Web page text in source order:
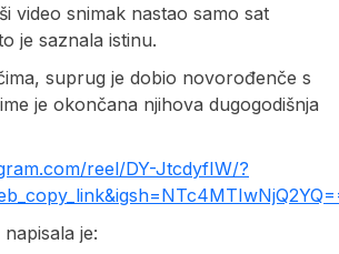
video snimak nastao samo sat
je saznala istinu.
suprug je dobio novorođenče s
je okončana njihova dugogodišnja
reel/DY-JtcdyfIW/?
je: